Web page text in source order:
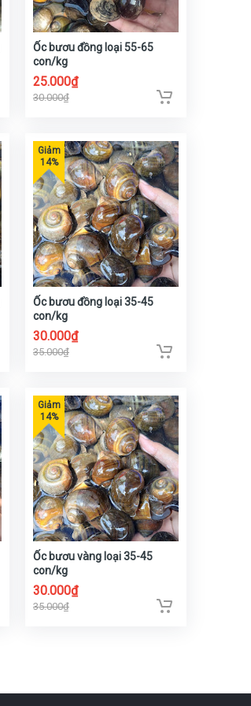
Ốc bươu đồng loại 55-65
con/kg
25.000₫
30.000₫
Ốc bươu đồng loại 35-45
con/kg
30.000₫
35.000₫
Ốc bươu vàng loại 35-45
con/kg
30.000₫
35.000₫